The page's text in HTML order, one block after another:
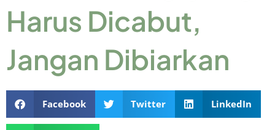
Harus Dicabut,
Jangan Dibiarkan
Facebook Twitter LinkedIn